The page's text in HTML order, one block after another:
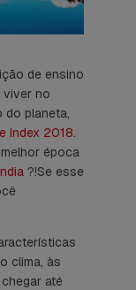
de ensino
viver no
do planeta,
Index 2018.
época
?!Se esse
clima, às
até